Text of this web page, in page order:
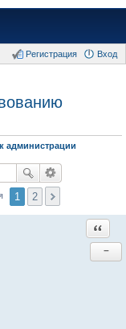
Вход
Регистрация
администрации
1 2
−